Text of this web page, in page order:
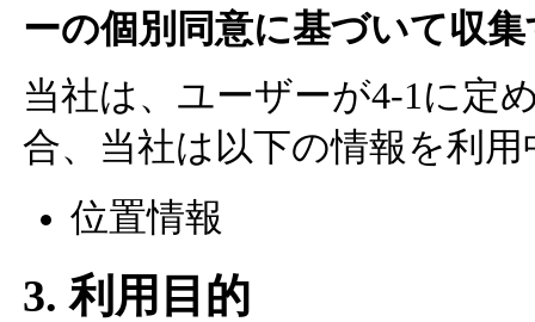
ーの個別同意に基づいて収
当社は、ユーザーが4-1に定
合、当社は以下の情報を利
位置情報
3. 利用目的